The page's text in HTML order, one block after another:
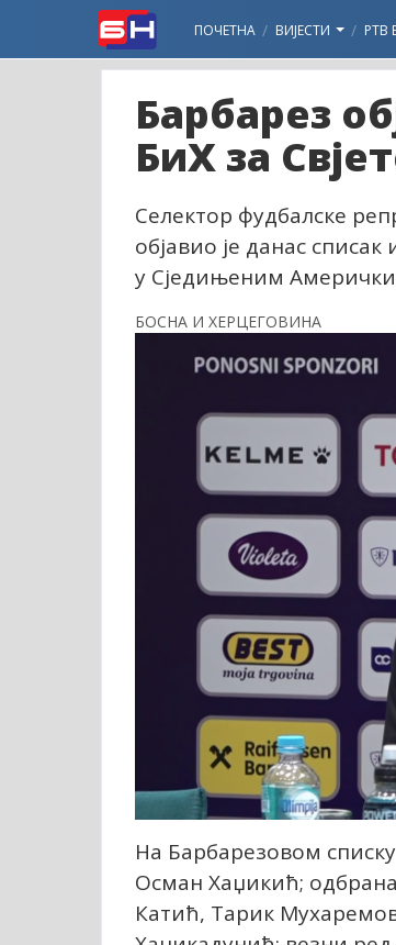
ПОЧЕТНА ВИЈЕСТИ РТВ
Барбарез
БиХ за
Селектор фудбалске
објавио је данас
у Сједињеним
БОСНА И ХЕРЦЕГОВИНА
На Барбарезовом
Осман Хаџикић;
Катић, Тарик